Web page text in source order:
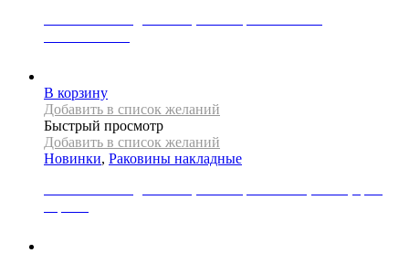
В корзину
Добавить в список желаний
Быстрый просмотр
Добавить в список желаний
Новинки, Раковины накладные